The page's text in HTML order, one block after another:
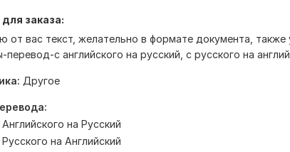
заказа:
от вас текст, желательно в формате документа, также
перевод-с английского на русский, с русского на
Другое
Английского на Русский
Русского на Английский